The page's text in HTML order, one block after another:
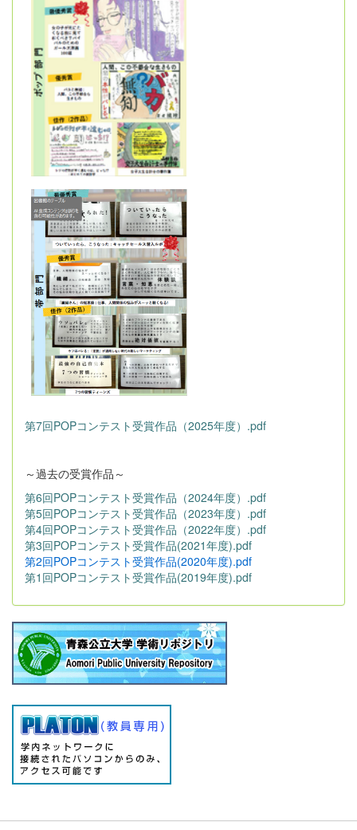
第7回POPコンテスト受賞作品（2025年度）.pdf
～過去の受賞作品～
第6回POPコンテスト受賞作品（2024年度）.pdf
第5回POPコンテスト受賞作品（2023年度）.pdf
第4回POPコンテスト受賞作品（2022年度）.pdf
第3回POPコンテスト受賞作品(2021年度).pdf
第2回POPコンテスト受賞作品(2020年度).pdf
第1回POPコンテスト受賞作品(2019年度).pdf